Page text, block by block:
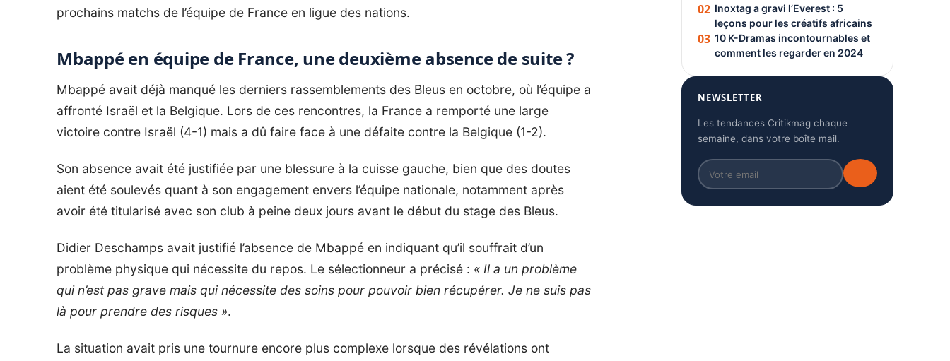
prochains matchs de l’équipe de France en ligue des nations.
Mbappé en équipe de France, une deuxième absence de suite ?
Mbappé avait déjà manqué les derniers rassemblements des Bleus en octobre, où l’équipe a
affronté Israël et la Belgique. Lors de ces rencontres, la France a remporté une large
victoire contre Israël (4-1) mais a dû faire face à une défaite contre la Belgique (1-2).
Son absence avait été justifiée par une blessure à la cuisse gauche, bien que des doutes
aient été soulevés quant à son engagement envers l’équipe nationale, notamment après
avoir été titularisé avec son club à peine deux jours avant le début du stage des Bleus.
Didier Deschamps avait justifié l’absence de Mbappé en indiquant qu’il souffrait d’un
problème physique qui nécessite du repos. Le sélectionneur a précisé : « Il a un problème
qui n’est pas grave mais qui nécessite des soins pour pouvoir bien récupérer. Je ne suis pas
là pour prendre des risques ».
La situation avait pris une tournure encore plus complexe lorsque des révélations ont
02 Inoxtag a gravi l’Everest : 5
leçons pour les créatifs africains
03 10 K-Dramas incontournables et
comment les regarder en 2024
NEWSLETTER
Les tendances Critikmag chaque
semaine, dans votre boîte mail.